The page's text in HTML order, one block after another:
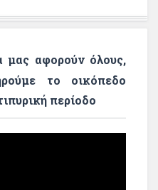
μας αφορούν όλους,
το οικόπεδο
περίοδο